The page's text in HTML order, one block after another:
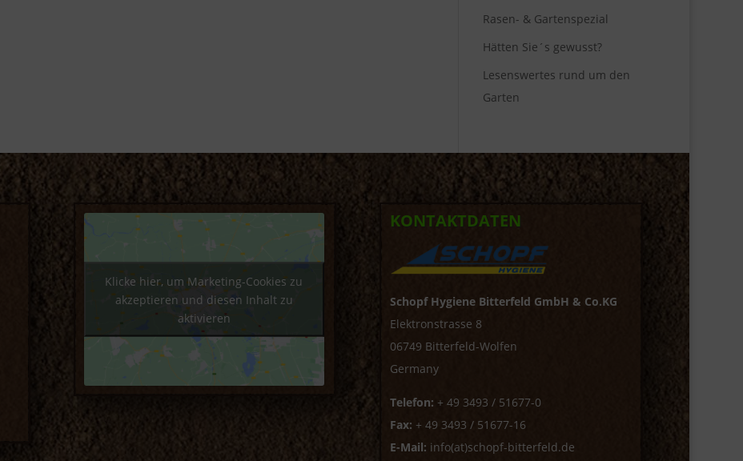
Rasen- & Gartenspezial
Hätten Sie´s gewusst?
Lesenswertes rund um den
Garten
Klicke hier, um Marketing-Cookies zu
akzeptieren und diesen Inhalt zu
aktivieren
KONTAKTDATEN
Schopf Hygiene Bitterfeld GmbH & Co.KG
Elektronstrasse 8
06749 Bitterfeld-Wolfen
Germany
Telefon: + 49 3493 / 51677-0
Fax: + 49 3493 / 51677-16
E-Mail: info(at)schopf-bitterfeld.de